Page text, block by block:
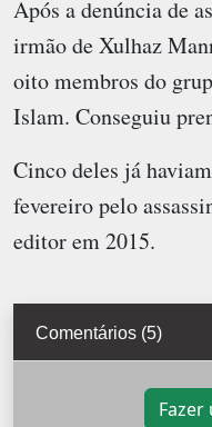
Após a denúncia de
irmão de Xulhaz
oito membros do
Islam. Conseguiu
Cinco deles já
fevereiro pelo
editor em 2015.
Comentários (5)